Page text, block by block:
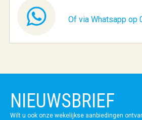
Of via Whatsapp op
NIEUWSBRIEF
Wilt u ook onze wekelijkse aanbiedingen